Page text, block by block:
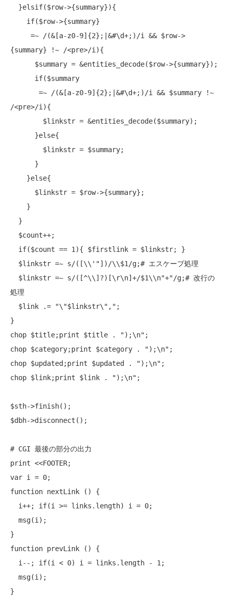
if($row->{summary}
     =~ /(&[a-z0-9]{2};|&
#\d+;)/i && $row->
{summary} !~ /<pre>/i){
if($summary
       =~ /(&[a-z0-9]{2};|&
#\d+;)/i && $summary !~
/<pre>/i){
if($count == 1){ $firstlink = $linkstr; }
  $linkstr =~ s/([\\'"])/\\$1/g;
# エスケープ処理
  $linkstr =~ s/([^\\]?)[\r\n]+/$1\\n
"+"/g;# 改行の
処理
  $link .=
"\"$linkstr\"," ;
chop $title;print $title . ");\n"
chop $category;print $category . ");\n"
chop $updated;print $updated . ");\n"
chop $link;print $link . ");\n" ;
$sth->finish();
$dbh->disconnect ();
# CGI 最後の部分の出力
print <<FOOTER;
var i = 0;
function nextLink () {
  i++;
if(i >= links.length) i = 0;
}
function prevLink () {
  i--;
if(i < 0) i = links.length - 1;
}